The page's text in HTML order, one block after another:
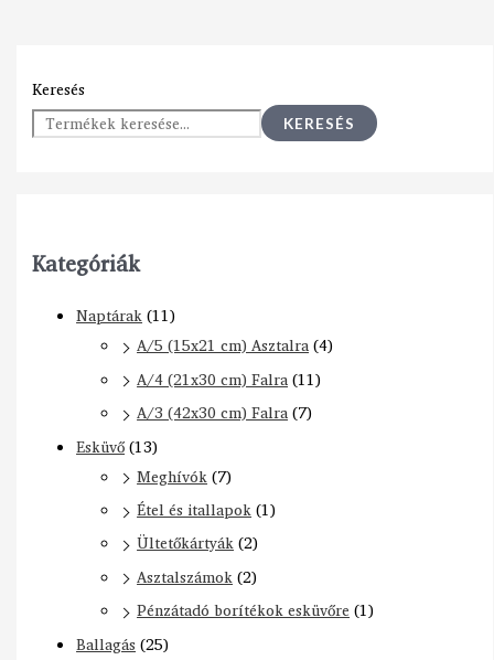
Keresés
KERESÉS
Kategóriák
Naptárak(11)
A/5 (15x21 cm) Asztalra(4)
A/4 (21x30 cm) Falra(11)
A/3 (42x30 cm) Falra(7)
Esküvő(13)
Meghívók(7)
Étel és itallapok(1)
Ültetőkártyák(2)
Asztalszámok(2)
Pénzátadó borítékok esküvőre (1)
Ballagás (25)